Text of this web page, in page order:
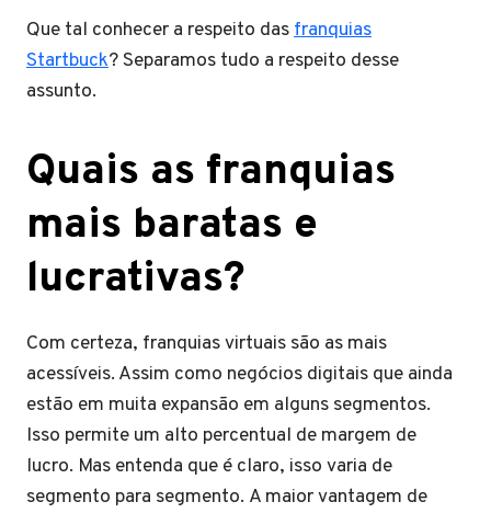
Que tal conhecer a respeito dasfranquias
Startbuck? Separamos tudo a respeito desse
assunto.
Quais as franquias
mais baratas e
lucrativas?
Com certeza, franquias virtuais são as mais
acessíveis. Assim como negócios digitais que ainda
estão em muita expansão em alguns segmentos.
Isso permite um alto percentual de margem de
lucro. Mas entenda que é claro, isso varia de
segmento para segmento. A maior vantagem de